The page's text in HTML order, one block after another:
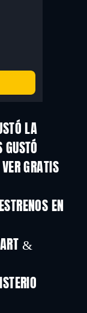
LA
GRATIS
EN
&